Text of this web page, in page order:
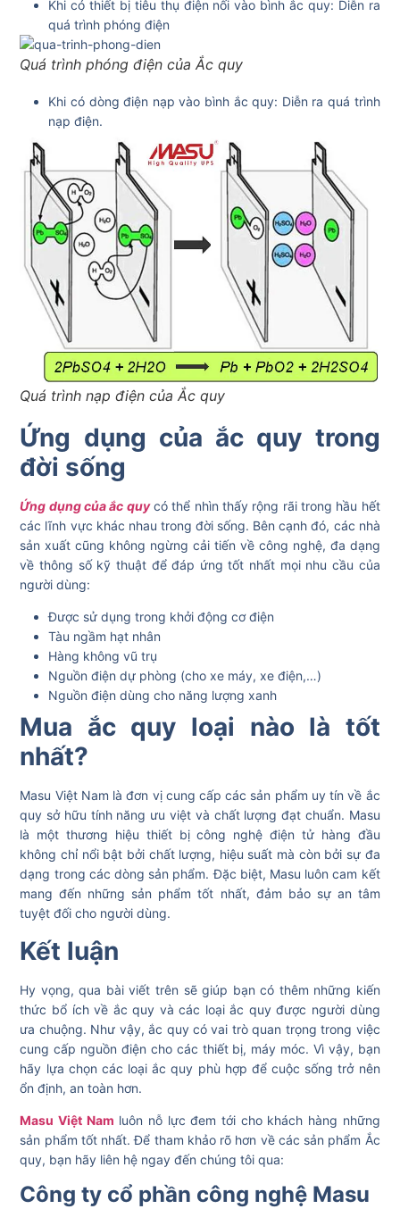
Khi có thiết bị tiêu thụ điện nối vào bình ắc quy: Diễn ra
quá trình phóng điện
Quá trình phóng điện của Ắc quy
Khi có dòng điện nạp vào bình ắc quy: Diễn ra quá trình
nạp điện.
Quá trình nạp điện của Ắc quy
Ứng dụng của ắc quy trong
đời sống
Ứng dụng của ắc quycó thể nhìn thấy rộng rãi trong hầu hết
các lĩnh vực khác nhau trong đời sống. Bên cạnh đó, các nhà
sản xuất cũng không ngừng cải tiến về công nghệ, đa dạng
về thông số kỹ thuật để đáp ứng tốt nhất mọi nhu cầu của
người dùng:
Được sử dụng trong khởi động cơ điện
Tàu ngầm hạt nhân
Hàng không vũ trụ
Nguồn điện dự phòng (cho xe máy, xe điện,…)
Nguồn điện dùng cho năng lượng xanh
Mua ắc quy loại nào là tốt
nhất?
Masu Việt Nam là đơn vị cung cấp các sản phẩm uy tín về ắc
quy sở hữu tính năng ưu việt và chất lượng đạt chuẩn. Masu
là một thương hiệu thiết bị công nghệ điện tử hàng đầu
không chỉ nổi bật bởi chất lượng, hiệu suất mà còn bởi sự đa
dạng trong các dòng sản phẩm. Đặc biệt, Masu luôn cam kết
mang đến những sản phẩm tốt nhất, đảm bảo sự an tâm
tuyệt đối cho người dùng.
Kết luận
Hy vọng, qua bài viết trên sẽ giúp bạn có thêm những kiến
thức bổ ích về ắc quy và các loại ắc quy được người dùng
ưa chuộng. Như vậy, ắc quy có vai trò quan trọng trong việc
cung cấp nguồn điện cho các thiết bị, máy móc. Vì vậy, bạn
hãy lựa chọn các loại ắc quy phù hợp để cuộc sống trở nên
ổn định, an toàn hơn.
Masu Việt Nam luôn nỗ lực đem tới cho khách hàng những
sản phẩm tốt nhất. Để tham khảo rõ hơn về các sản phẩm Ắc
quy, bạn hãy liên hệ ngay đến chúng tôi qua:
Công ty cổ phần công nghệ Masu